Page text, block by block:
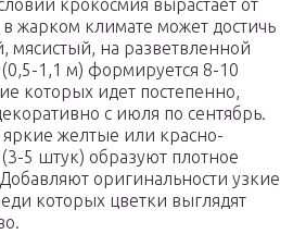
крокосмия вырастает от
жарком климате может достичь
мясистый, на разветвленной
1,1 м) формируется 8-10
которых идет постепенно,
с июля по сентябрь.
желтые или красно-
5 штук) образуют плотное
оригинальности узкие
которых цветки выглядят